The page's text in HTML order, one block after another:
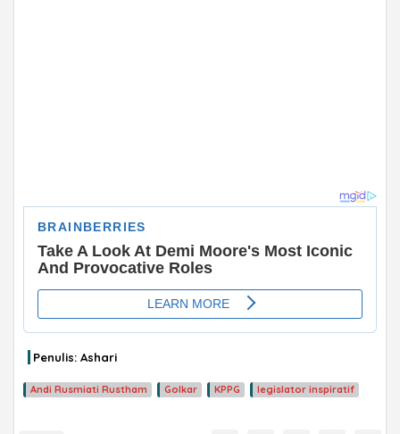
Penulis: Ashari
Andi Rusmiati Rustham Golkar KPPG legislator inspiratif